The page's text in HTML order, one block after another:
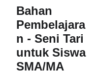
Bahan
Pembelajara
n - Seni Tari
untuk Siswa
SMA/MA